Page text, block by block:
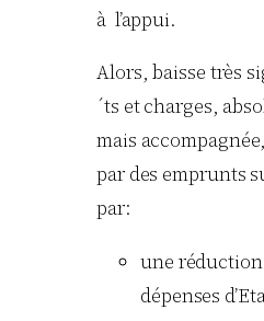
à l’appui.
Alors, baisse très
´ts et charges,
mais
par des emprunts
par:
une réduction
dépenses